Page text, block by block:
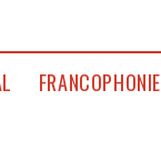
FRANCOPHONIE